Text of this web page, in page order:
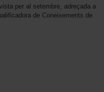
per al setembre, adreçada a
de Coneixements de